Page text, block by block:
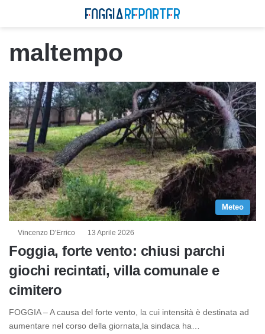
maltempo
Meteo
Vincenzo D'Errico 13 Aprile 2026
Foggia, forte vento: chiusi parchi
giochi recintati, villa comunale e
cimitero
FOGGIA – A causa del forte vento, la cui intensità è destinata ad
aumentare nel corso della giornata,la sindaca ha…